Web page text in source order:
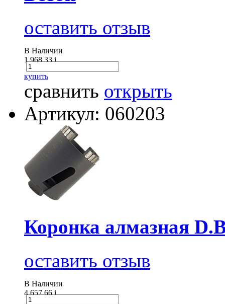
оставить отзыв
В Наличии
1 968.33i
купить
сравнить открыть
Артикул: 060203
Коронка алмазная
оставить отзыв
В Наличии
4 657.66i